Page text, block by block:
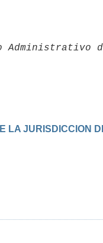
Administrativo
LA JURISDICCION